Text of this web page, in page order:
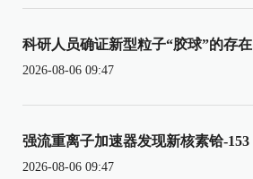
科研人员确证新型粒子“胶球”的存在
2026-08-06 09:47
强流重离子加速器发现新核素铪-153
2026-08-06 09:47